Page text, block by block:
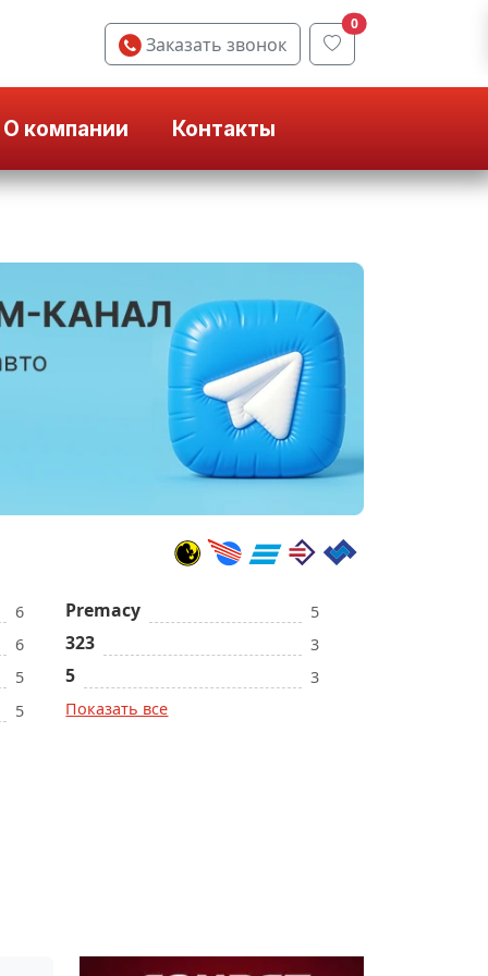
Заказать звонок
0
О компании Контакты
6
6
5
5
Premacy 5
323 3
5
3
Показать все